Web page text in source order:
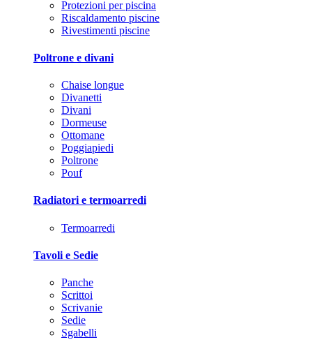
Protezioni per piscina
Riscaldamento piscine
Rivestimenti piscine
Poltrone e divani
Chaise longue
Divanetti
Divani
Dormeuse
Ottomane
Poggiapiedi
Poltrone
Pouf
Radiatori e termoarredi
Termoarredi
Tavoli e Sedie
Panche
Scrittoi
Scrivanie
Sedie
Sgabelli